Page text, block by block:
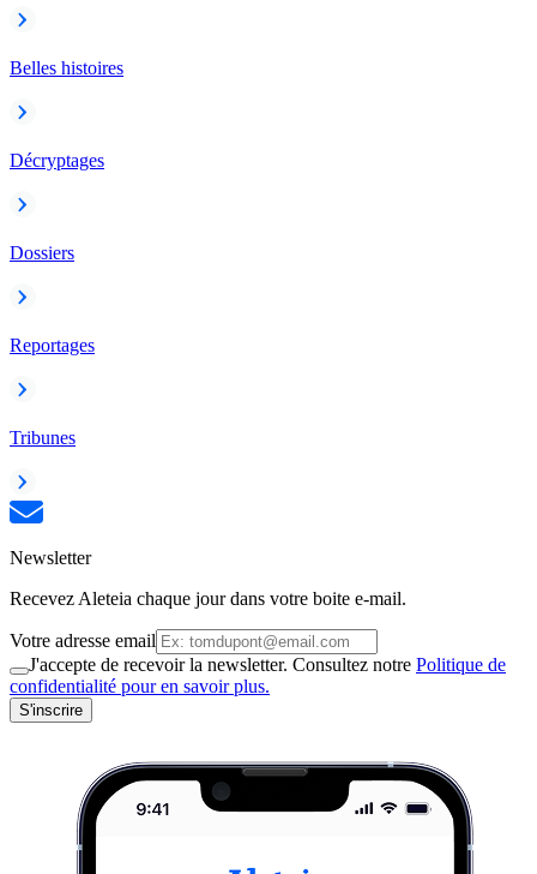
Belles histoires
Décryptages
Dossiers
Reportages
Tribunes
Newsletter
Recevez Aleteia chaque jour dans votre boite e-mail.
Votre adresse email
J'accepte de recevoir la newsletter. Consultez notre Politique de
confidentialité pour en savoir plus.
S'inscrire